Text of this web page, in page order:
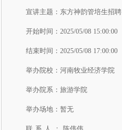
宣讲主题： 东方神韵管培生招聘
开始时间： 2025/05/08 15:00:00
结束时间： 2025/05/08 17:00:00
举办院校： 河南牧业经济学院
举办院系： 旅游学院
举办场地： 暂无